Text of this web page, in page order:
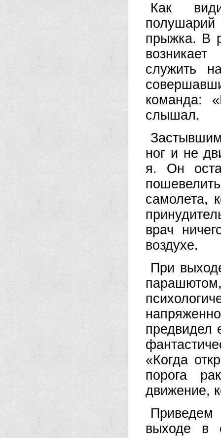
Как
прыжка. В
служить
команда:
слышал.
ног и не
я. Он
самолета,
врач
воздухе.
При
предвидел
«Когда
порога
движение,
выходе в